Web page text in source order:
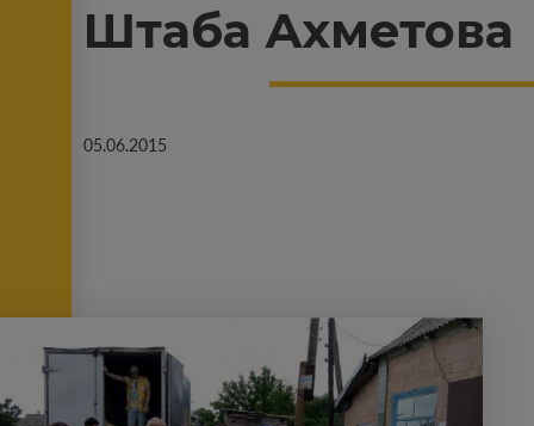
Штаба Ахметова
05.06.2015